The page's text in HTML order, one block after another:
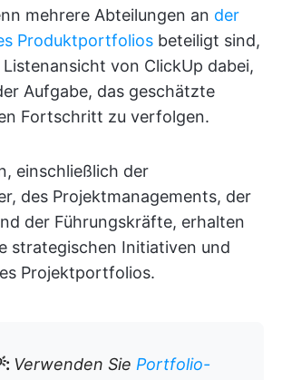
mehrere Abteilungen an der
Produktportfolios beteiligt sind,
von ClickUp dabei,
Aufgabe, das geschätzte
Fortschritt zu verfolgen.
einschließlich der
des Projektmanagements, der
der Führungskräfte, erhalten
strategischen Initiativen und
Projektportfolios.
Verwenden Sie Portfolio-